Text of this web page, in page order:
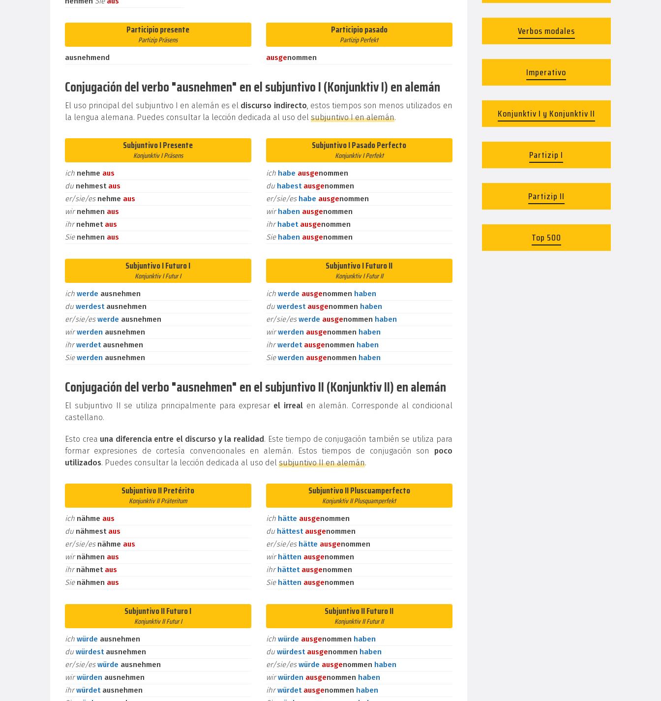
Participio presente
Partizip Präsens
ausnehmend
Participio pasado
Partizip Perfekt
ausgenommen
Conjugación del verbo "ausnehmen" en el subjuntivo I (Konjunktiv I) en alemán
El uso principal del subjuntivo I en alemán es el discurso indirecto, estos tiempos son menos utilizados en
la lengua alemana. Puedes consultar la lección dedicada al uso del subjuntivo I en alemán.
Subjuntivo I Presente
Konjunktiv I Präsens
ich nehme aus
du nehmest aus
er/sie/es nehme aus
wirnehmen aus
ihrnehmet aus
Sie nehmen aus
Subjuntivo I Pasado Perfecto
Konjunktiv I Perfekt
ich habe ausgenommen
du habest ausgenommen
er/sie/es habe ausgenommen
wirhaben ausgenommen
ihrhabet ausgenommen
Sie haben ausgenommen
Subjuntivo I Futuro I
Konjunktiv I Futur I
ich werde ausnehmen
du werdest ausnehmen
er/sie/eswerde ausnehmen
wirwerden ausnehmen
ihrwerdet ausnehmen
Siewerden ausnehmen
Subjuntivo I Futuro II
Konjunktiv I Futur II
ich werde ausgenommen haben
du werdest ausgenommen haben
er/sie/eswerde ausgenommen haben
wirwerden ausgenommen haben
ihrwerdet ausgenommen haben
Siewerden ausgenommen haben
Conjugación del verbo "ausnehmen" en el subjuntivo II (Konjunktiv II) en alemán
El subjuntivo II se utiliza principalmente para expresar el irrealen alemán. Corresponde al condicional
castellano.
Esto crea una diferencia entre el discurso y la realidad. Este tiempo de conjugación también se utiliza para
formar expresiones de cortesía convencionales en alemán. Estos tiempos de conjugación son poco
utilizados. Puedes consultar la lección dedicada al uso del subjuntivo II en alemán.
Subjuntivo II Pretérito
Konjunktiv II Präteritum
ich nähme aus
du nähmest aus
er/sie/es nähme aus
wirnähmen aus
ihrnähmet aus
Sie nähmen aus
Subjuntivo II Pluscuamperfecto
Konjunktiv II Plusquamperfekt
ich hätte ausgenommen
du hättest ausgenommen
er/sie/es hätte ausgenommen
wirhätten ausgenommen
ihrhättet ausgenommen
Sie hätten ausgenommen
Subjuntivo II Futuro I
Konjunktiv II Futur I
ich würde ausnehmen
du würdest ausnehmen
er/sie/eswürde ausnehmen
wirwürden ausnehmen
ihrwürdet ausnehmen
Subjuntivo II Futuro II
Konjunktiv II Futur II
ich würde ausgenommen haben
du würdest ausgenommen haben
er/sie/eswürde ausgenommen haben
wirwürden ausgenommen haben
ihrwürdet ausgenommen haben
Verbos modales
Imperativo
Konjunktiv I y Konjunktiv II
Partizip I
Partizip II
Top 500